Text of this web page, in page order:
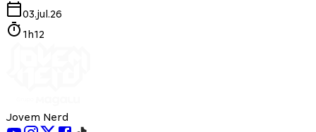
03.jul.26
1h12
Jovem Nerd